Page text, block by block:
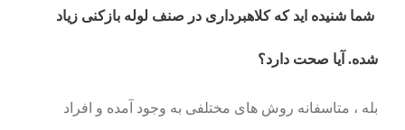
شما شنیده اید که کلاهبرداری در صنف لوله بازکنی زیاد
شده. آیا صحت دارد؟
بله ، متاسفانه روش های مختلفی به وجود آمده و افراد